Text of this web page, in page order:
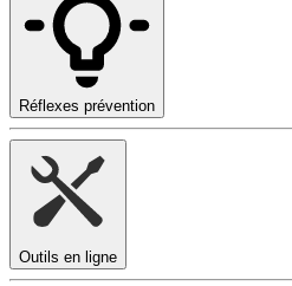
Réflexes prévention
Outils en ligne